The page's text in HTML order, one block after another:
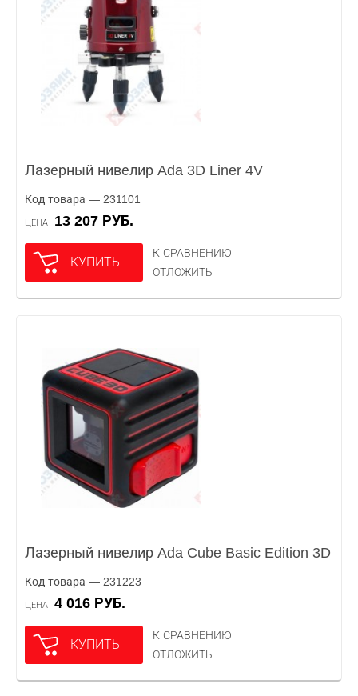
Лазерный нивелир Ada 3D Liner 4V
Код товара — 231101
ЦЕНА 13 207 РУБ.
КУПИТЬ
К СРАВНЕНИЮ
ОТЛОЖИТЬ
Лазерный нивелир Ada Cube Basic Edition 3D
Код товара — 231223
ЦЕНА 4 016 РУБ.
КУПИТЬ
К СРАВНЕНИЮ
ОТЛОЖИТЬ